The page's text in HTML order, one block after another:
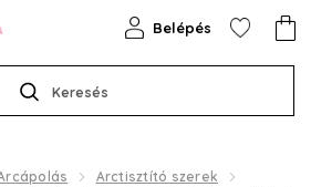
Keresés
Belépés
Arctisztító szerek